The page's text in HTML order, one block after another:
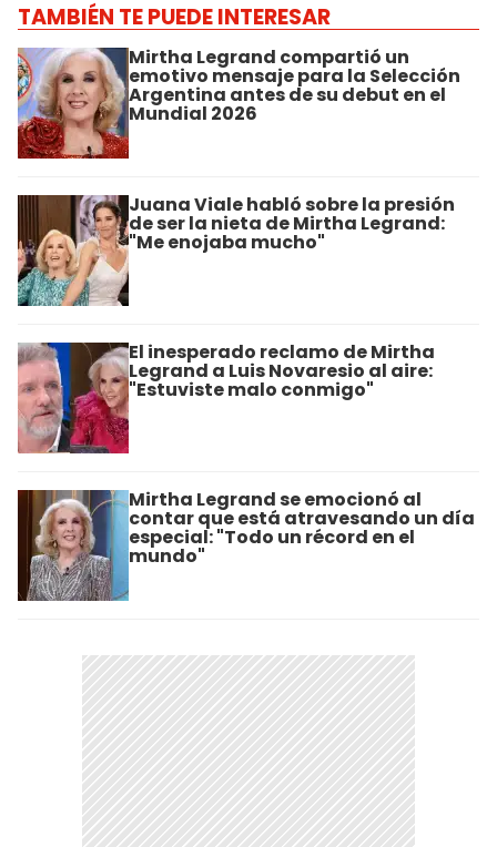
TAMBIÉN TE PUEDE INTERESAR
Mirtha Legrand compartió un
emotivo mensaje para la Selección
Argentina antes de su debut en el
Mundial 2026
Juana Viale habló sobre la presión
de ser la nieta de Mirtha Legrand:
"Me enojaba mucho"
El inesperado reclamo de Mirtha
Legrand a Luis Novaresio al aire:
"Estuviste malo conmigo"
Mirtha Legrand se emocionó al
contar que está atravesando un día
especial: "Todo un récord en el
mundo"